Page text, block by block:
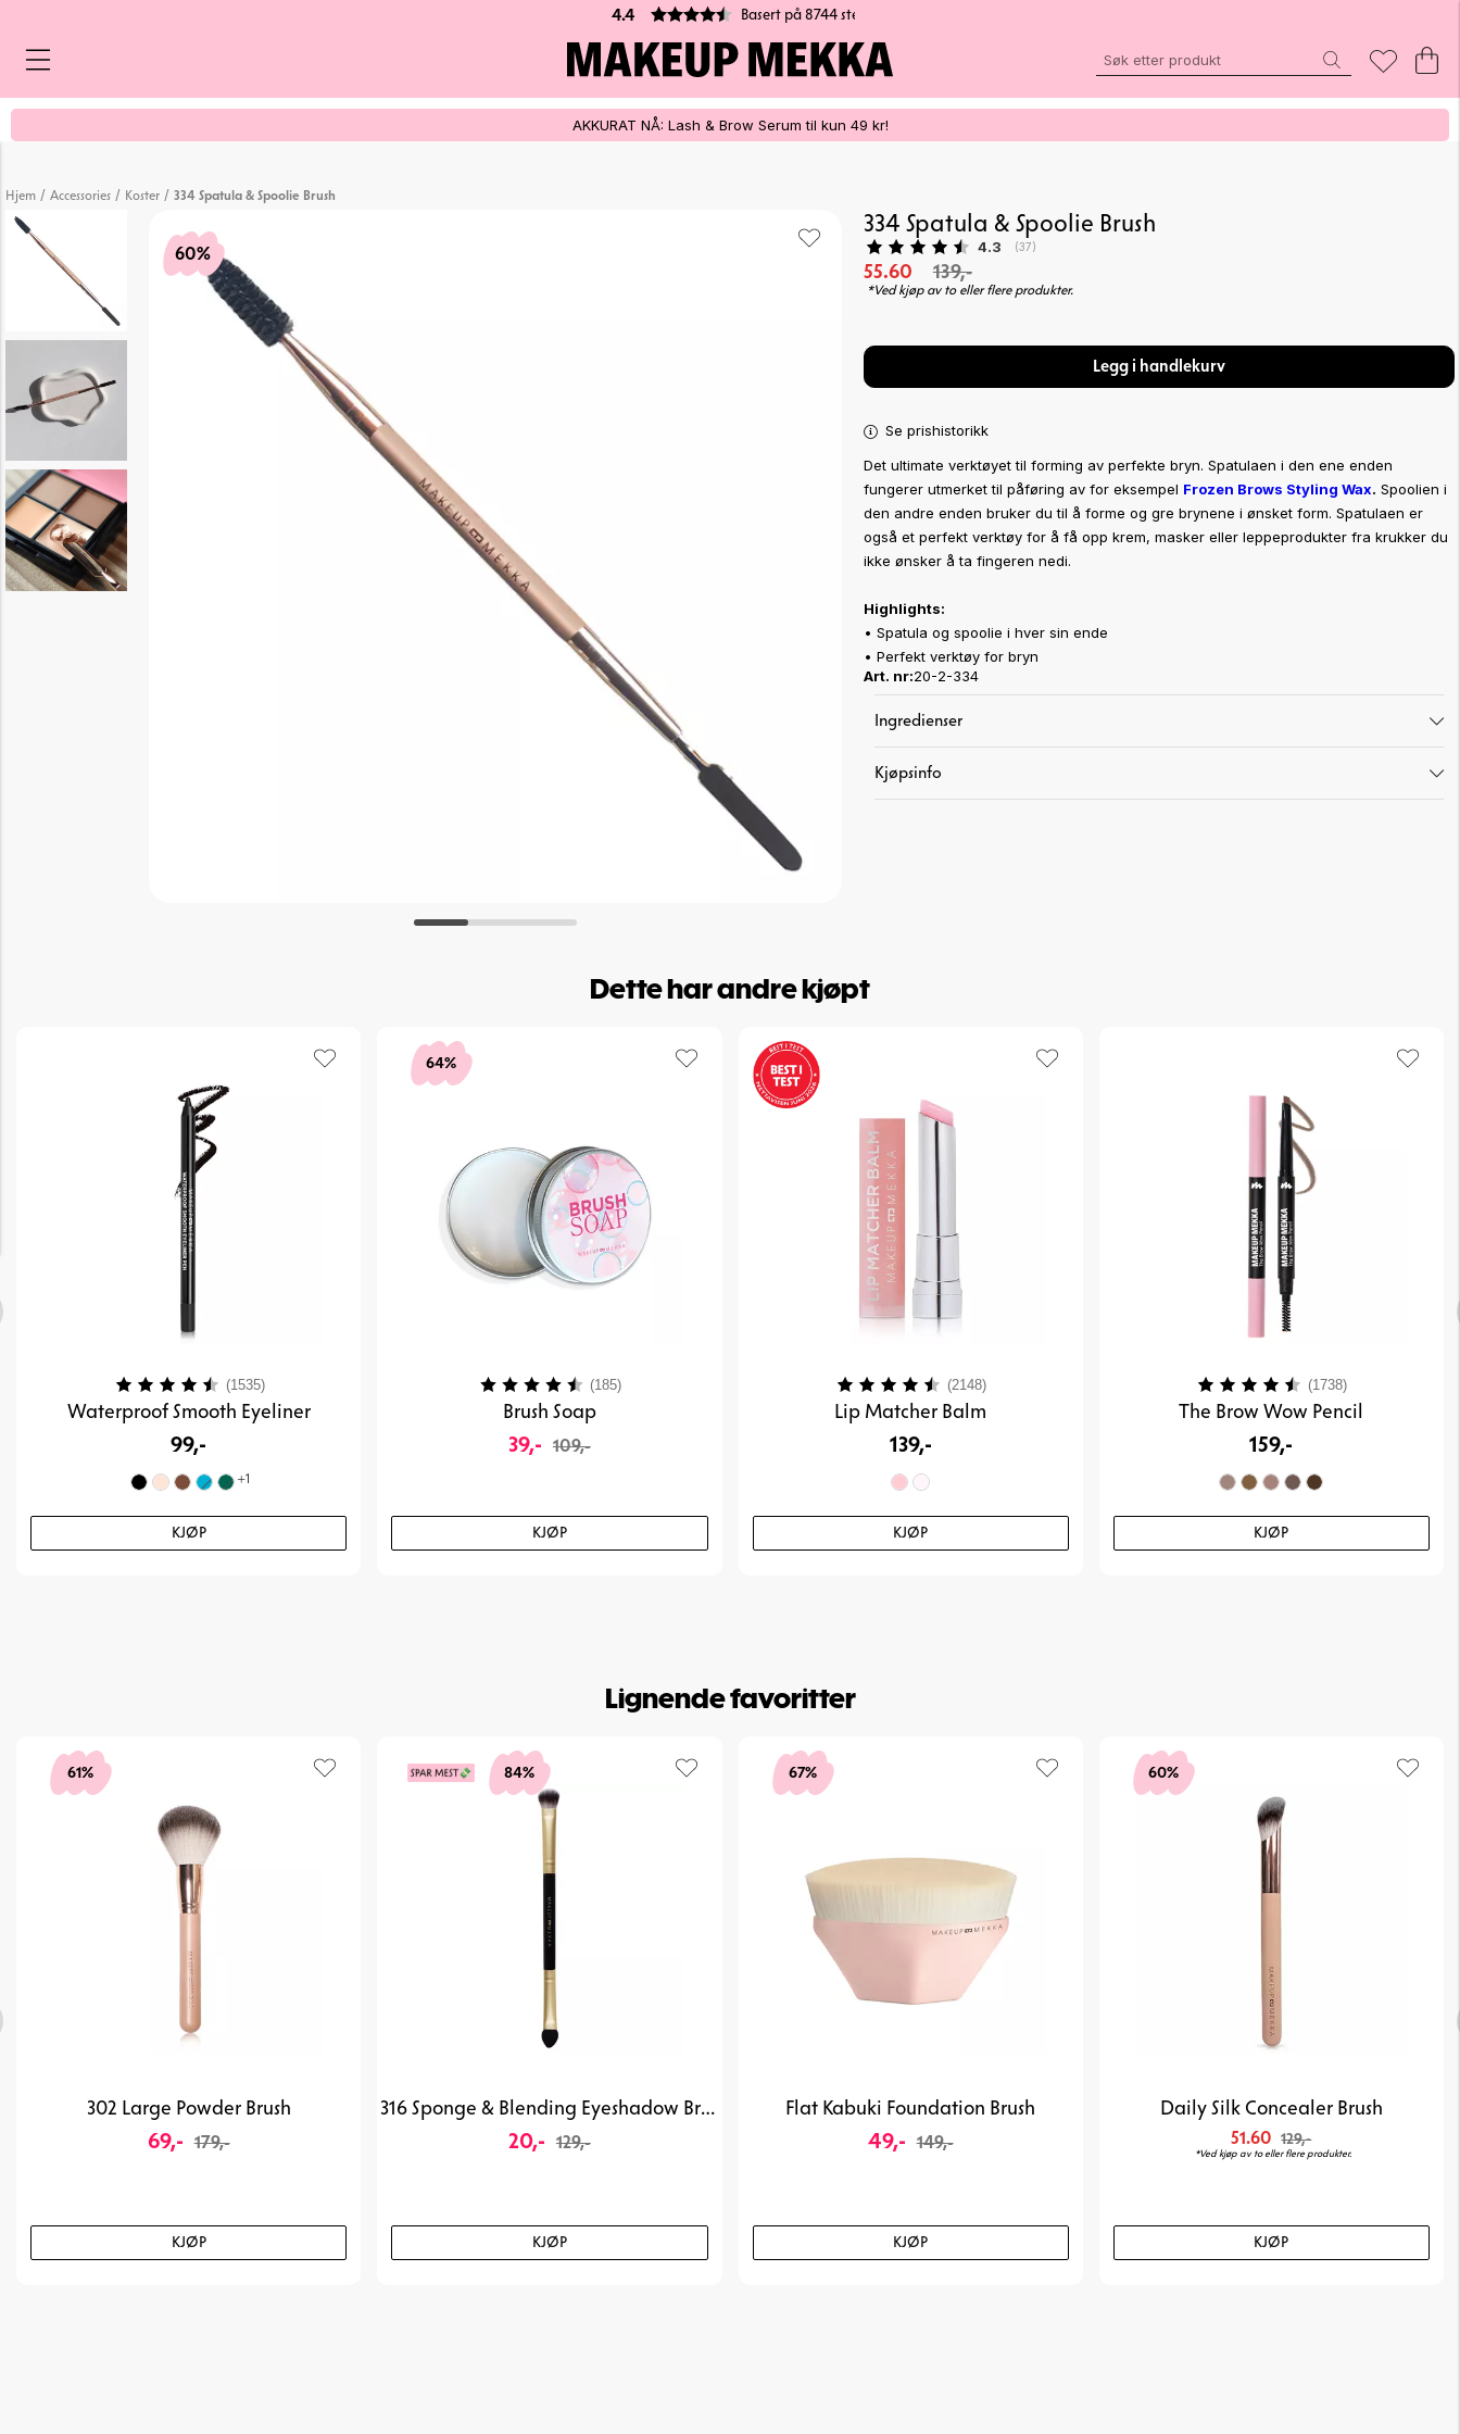
4.4 Basert på 8744 stemmer
AKKURAT NÅ: Lash & Brow Serum til kun 49 kr!
Hjem / Accessories / Koster / 334 Spatula & Spoolie Brush
60%
334 Spatula & Spoolie Brush
Gjennomsnittskarakter:
4.3 (stemmer:
37)
55.60 139,-
*Ved kjøp av to eller flere produkter.
Legg i handlekurv
Se prishistorikk
Det ultimate verktøyet til forming av perfekte bryn. Spatulaen i den ene enden
fungerer utmerket til påføring av for eksempel Frozen Brows Styling Wax. Spoolien i
den andre enden bruker du til å forme og gre brynene i ønsket form. Spatulaen er
også et perfekt verktøy for å få opp krem, masker eller leppeprodukter fra krukker du
ikke ønsker å ta fingeren nedi.
Highlights:
• Spatula og spoolie i hver sin ende
• Perfekt verktøy for bryn
Art. nr:20-2-334
Ingredienser
Kjøpsinfo
Dette har andre kjøpt
Waterproof Smooth Eyeliner
99,-
+1
KJØP
Karakter: (1535)4.1 av 5 mulige
64%
Brush Soap
39,- 109,-
KJØP
Karakter: (185)
Lip Matcher Balm
139,-
KJØP
Karakter: (2148)
The Brow Wow Pencil
159,-
KJØP
Karakter: (1738)
Lignende favoritter
61%
302 Large Powder Brush
69,- 179,-
KJØP
84%
316 Sponge & Blending Eyeshadow Brush
20,- 129,-
KJØP
67%
Flat Kabuki Foundation Brush
49,- 149,-
KJØP
60%
Daily Silk Concealer Brush
51.60 129,-
*Ved kjøp av to eller flere produkter.
KJØP